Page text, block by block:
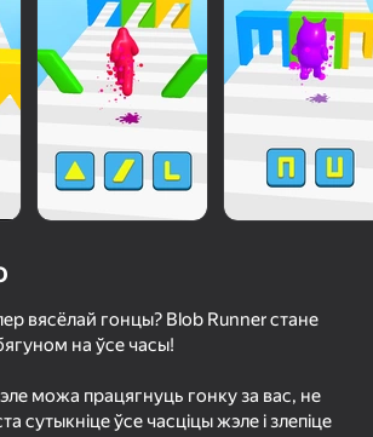
у якія гуляюць
гуляе»
и Прячься
Стик против Зомби: Стик Эпик Драки
Я
вясёлай гонцы? Blob Runner стане
на ўсе часы!
можа працягнуць гонку за вас, не
сутыкніце ўсе часціцы жэле і злепіце